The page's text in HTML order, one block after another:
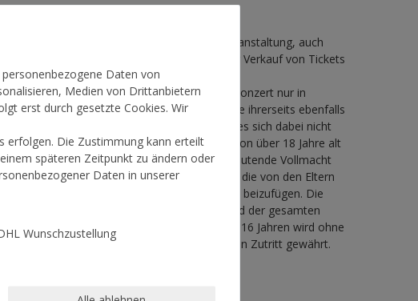
unter 6 Jahren erhalten keinen Zutritt zur Veranstaltung, auch
in Begleitung eines Personenberechtigten. Der Verkauf von Tickets
unter 6 Jahren ist daher ausgeschlossen.
und Jugendliche unter 16 Jahren dürfen das Konzert nur in
einer vertretungsberechtigten Person, die ihrerseits ebenfalls
eine Eintrittskarte verfügt, besuchen. Insofern es sich dabei nicht
Elternteil handelt, muss die begleitende Person über 18 Jahre alt
neben dem eigenen Ausweis eine auf sie lautende Vollmacht
vorweisen können, die von den Eltern
ist – eine Ausweiskopie der Eltern ist beizufügen. Die
Person hat das Kind während der gesamten
zu beaufsichtigen. Jugendlichen unter 16 Jahren wird ohne
einer vertretungsberechtigten Person kein Zutritt gewährt.
Daten von
Medien von Drittanbietern
erst durch gesetzte Cookies. Wir
erfolgen. Die Zustimmung kann erteilt
späteren Zeitpunkt zu ändern oder
Daten in unserer
Wunschzustellung